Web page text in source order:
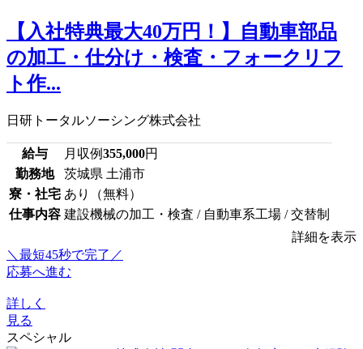
【入社特典最大40万円！】自動車部品
の加工・仕分け・検査・フォークリフ
ト作...
日研トータルソーシング株式会社
給与 月収例355,000円
勤務地
茨城県 土浦市
寮・社宅 あり（無料）
仕事内容 建設機械の加工・検査 / 自動車系工場 / 交替制
詳細を表示
＼最短45秒で完了／
応募へ進む
詳しく
見る
スペシャル